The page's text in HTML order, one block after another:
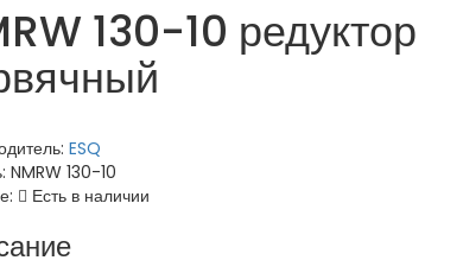
130-10 редуктор
ESQ
NMRW 130-10
Есть в наличии